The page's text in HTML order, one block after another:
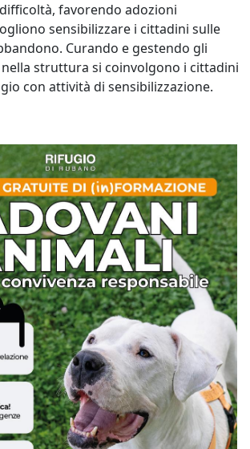
favorendo adozioni
sensibilizzare i cittadini sulle
Curando e gestendo gli
struttura si coinvolgono i cittadini
con attività di sensibilizzazione.